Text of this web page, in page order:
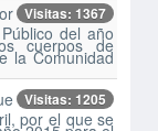
Visitas: 1367
del año
cuerpos de
la Comunidad
Visitas: 1205
por el que se